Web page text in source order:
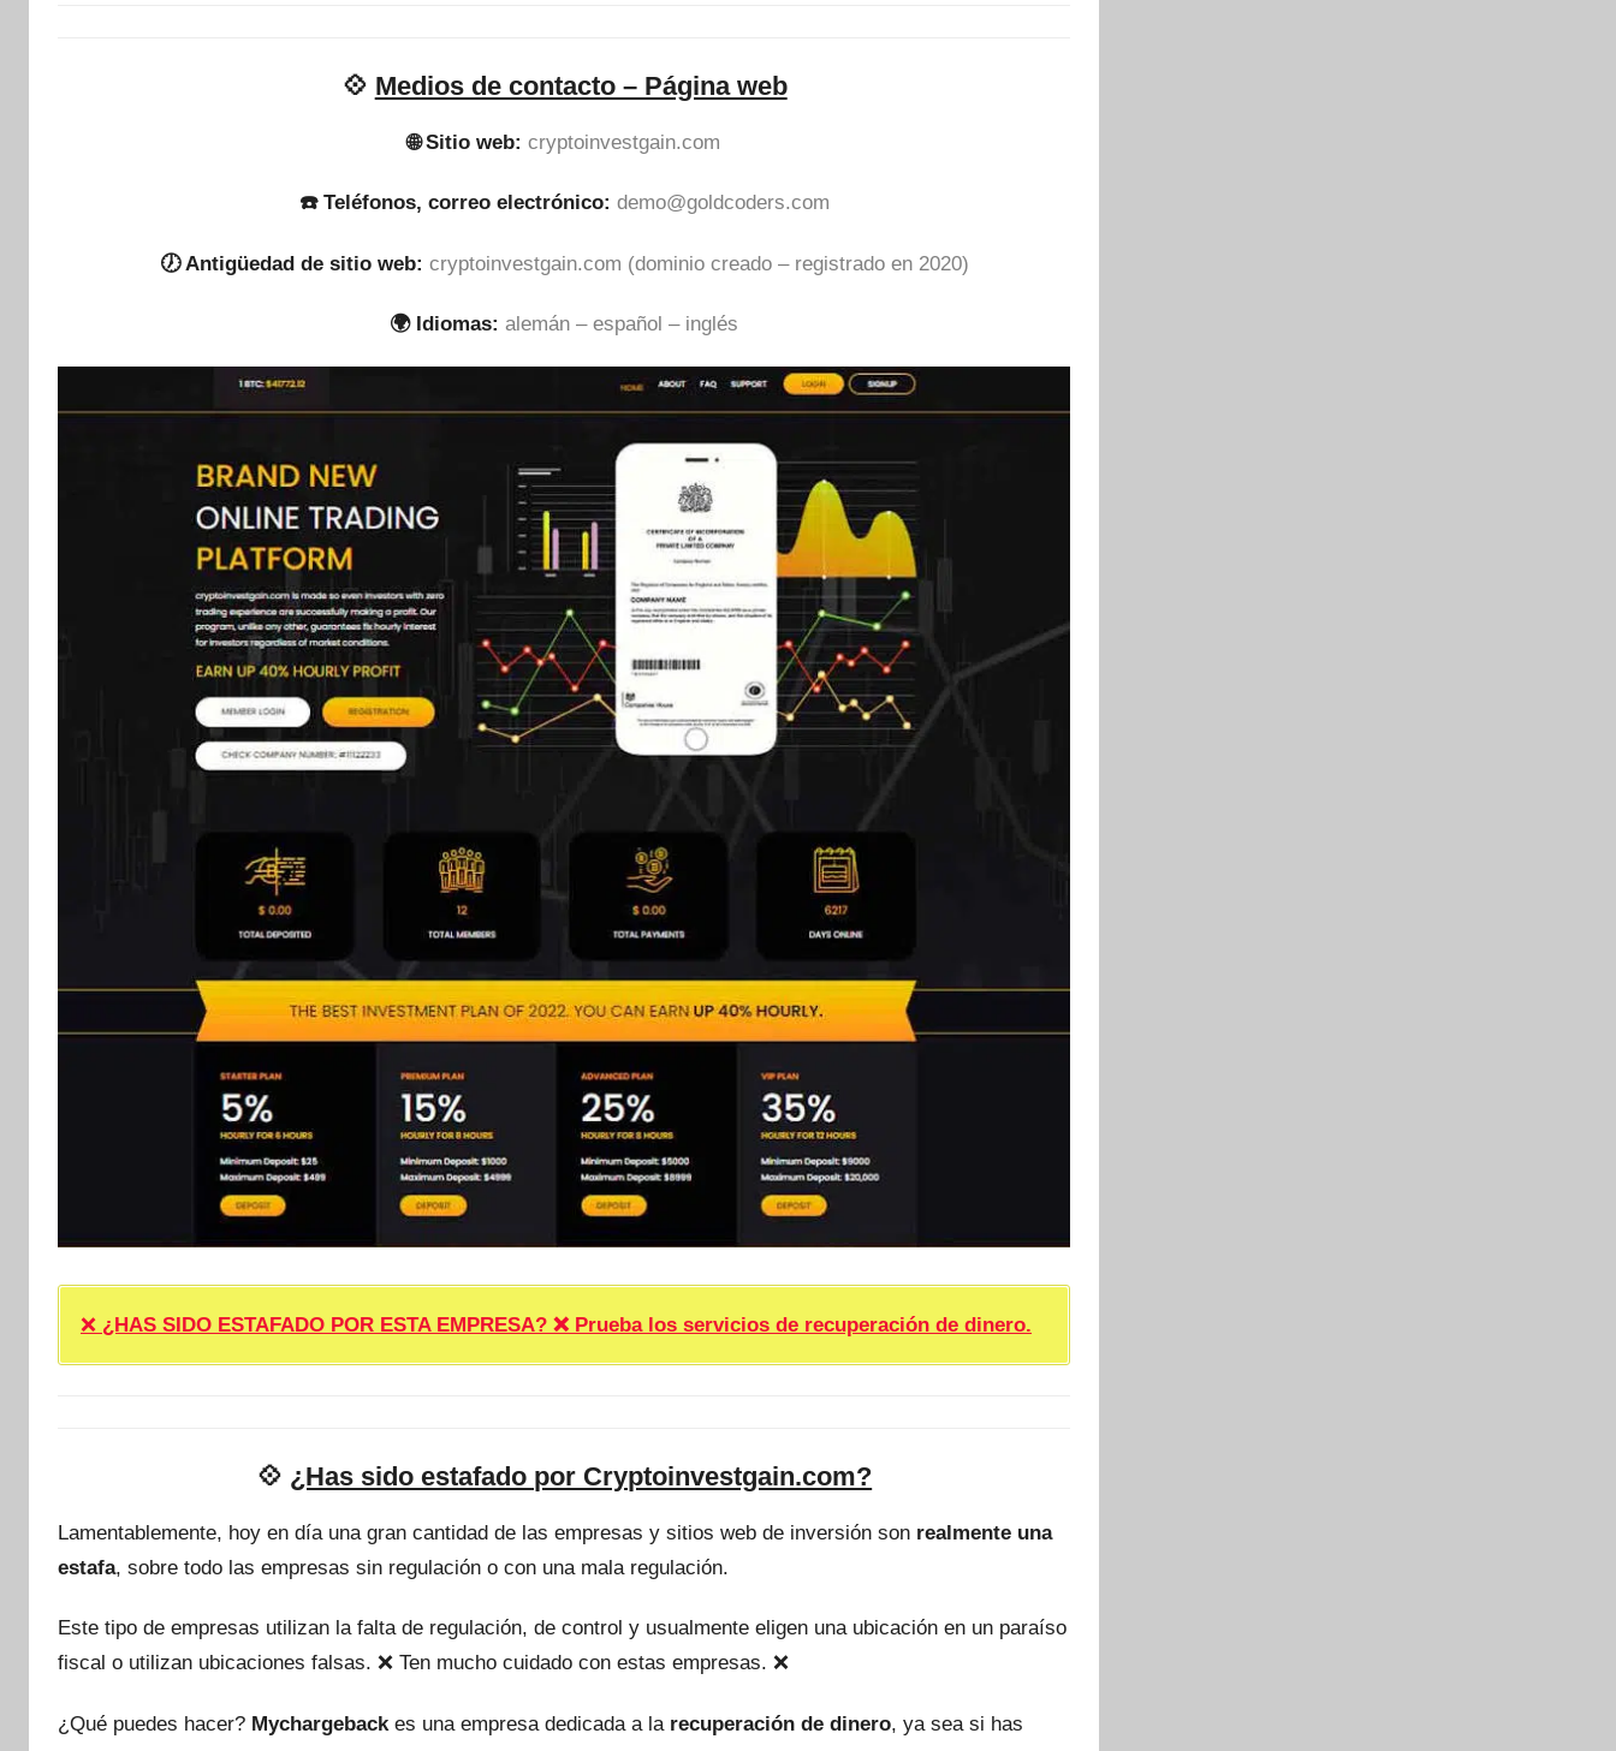
💠 Medios de contacto – Página web
🌐 Sitio web: cryptoinvestgain.com
☎️ Teléfonos, correo electrónico: demo@goldcoders.com
🕖 Antigüedad de sitio web: cryptoinvestgain.com (dominio creado – registrado en 2020)
🌍 Idiomas: alemán – español – inglés
❌ ¿HAS SIDO ESTAFADO POR ESTA EMPRESA? ❌ Prueba los servicios de recuperación de dinero.
💠 ¿Has sido estafado por Cryptoinvestgain.com?
Lamentablemente, hoy en día una gran cantidad de las empresas y sitios web de inversión son realmente una
estafa, sobre todo las empresas sin regulación o con una mala regulación.
Este tipo de empresas utilizan la falta de regulación, de control y usualmente eligen una ubicación en un paraíso
fiscal o utilizan ubicaciones falsas. ❌ Ten mucho cuidado con estas empresas. ❌
¿Qué puedes hacer? Mychargeback es una empresa dedicada a la recuperación de dinero, ya sea si has